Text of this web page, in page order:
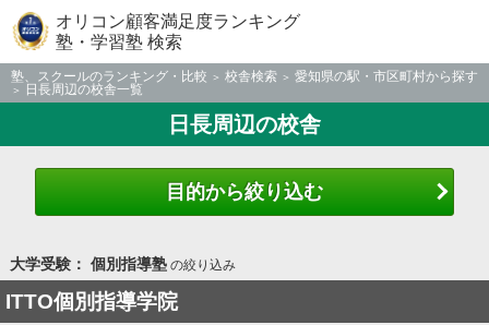
オリコン顧客満足度ランキング
塾・学習塾 検索
塾、スクールのランキング・比較 校舎検索
愛知県の駅・市区町村から探す
日長周辺の校舎一覧
日長周辺の校舎
目的から絞り込む
大学受験： 個別指導塾の絞り込み
ITTO個別指導学院